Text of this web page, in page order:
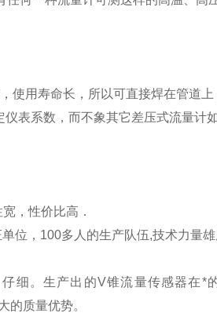
用寿命长，所以可直接焊在管道上
表系数，而不象其它差压式流量计
，性价比高．
位，100多人的生产队伍,技术力量
细。生产出的V锥流量传感器在*
的质量优势。